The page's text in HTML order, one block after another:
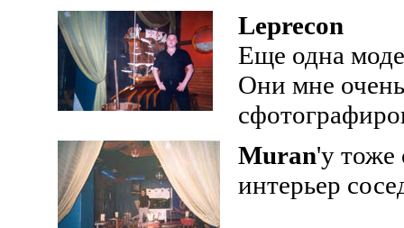
Leprecon
Еще одна
Они мне
Muran'y тоже
интерьер